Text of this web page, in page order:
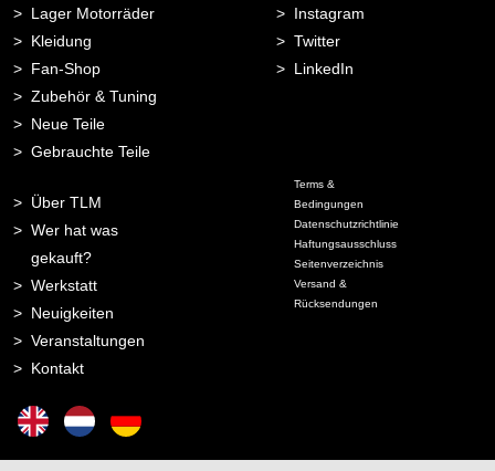
Lager Motorräder
Kleidung
Fan-Shop
Zubehör & Tuning
Neue Teile
Gebrauchte Teile
Über TLM
Wer hat was
gekauft?
Werkstatt
Neuigkeiten
Veranstaltungen
Kontakt
Instagram
Twitter
LinkedIn
Terms &
Bedingungen
Datenschutzrichtlinie
Haftungsausschluss
Seitenverzeichnis
Versand &
Rücksendungen